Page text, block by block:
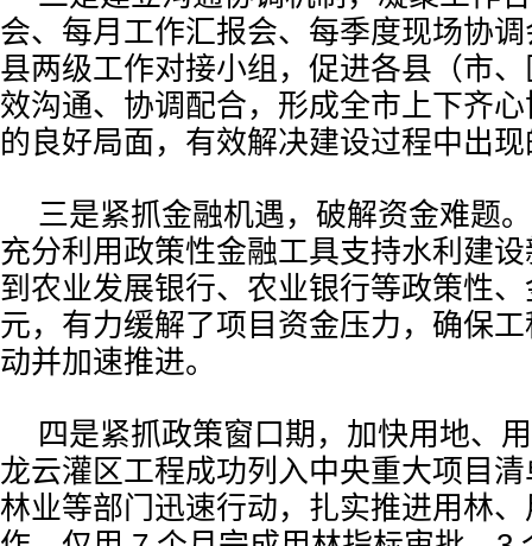
会、每月工作汇报会、每季度现场协
县两级工作对接小组，促进各县（市
效沟通、协调配合，形成全市上下齐
的良好局面，有效解决建设过程中出
三是紧抓金融机遇，破解资金难题
充分利用政策性金融工具支持水利建
到农业发展银行、农业银行等政策性
元，有力缓解了项目资金压力，确保
动并加速推进。
四是紧抓政策窗口期，加快用地、
龙云灌区工程成功列入中央重大项目
林业等部门迅速行动，扎实推进用林